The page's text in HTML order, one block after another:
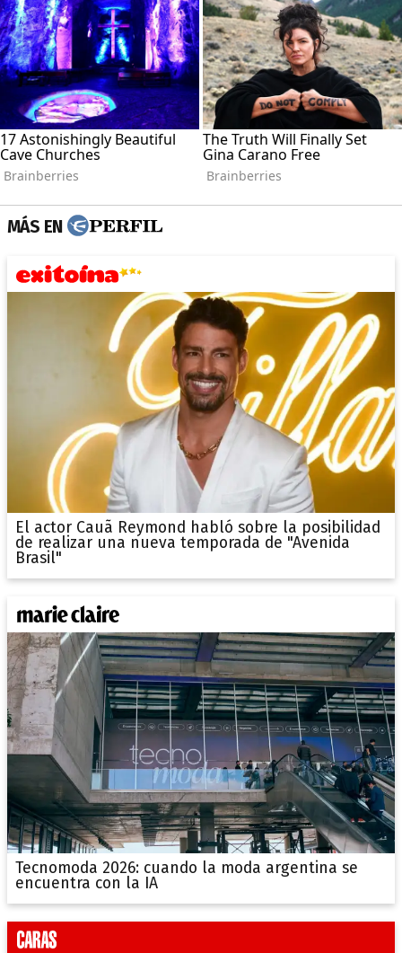
MÁS EN
El actor Cauã Reymond habló sobre la posibilidad
de realizar una nueva temporada de "Avenida
Brasil"
Tecnomoda 2026: cuando la moda argentina se
encuentra con la IA